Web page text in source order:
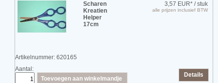
Scharen
Kreatien
Helper
17cm
Artikelnummer: 620165
3,57 EUR* / stuk
alle prijzen inclusief BTW
Details
Aantal:
Toevoegen aan winkelmandje